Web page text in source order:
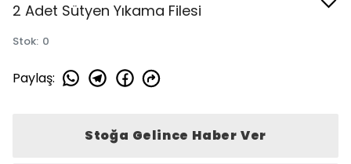
2 Adet Sütyen Yıkama Filesi
Stok: 0
Paylaş:
Stoğa Gelince Haber Ver